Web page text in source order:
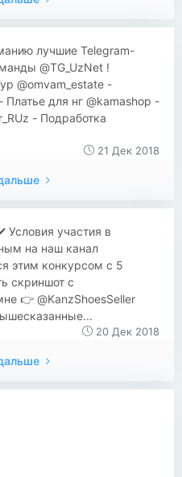
лучшие Telegram-
@TG_UzNet !
@omvam_estate -
для нг @kamashop -
- Подработка
21 Дек 2018
Условия участия в
на наш канал
этим конкурсом с 5
скриншот с
👉 @KanzShoesSeller
20 Дек 2018